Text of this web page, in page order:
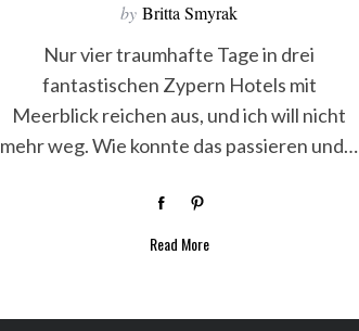
by Britta Smyrak
Nur vier traumhafte Tage in drei
fantastischen Zypern Hotels mit
Meerblick reichen aus, und ich will nicht
mehr weg. Wie konnte das passieren und…
Read More